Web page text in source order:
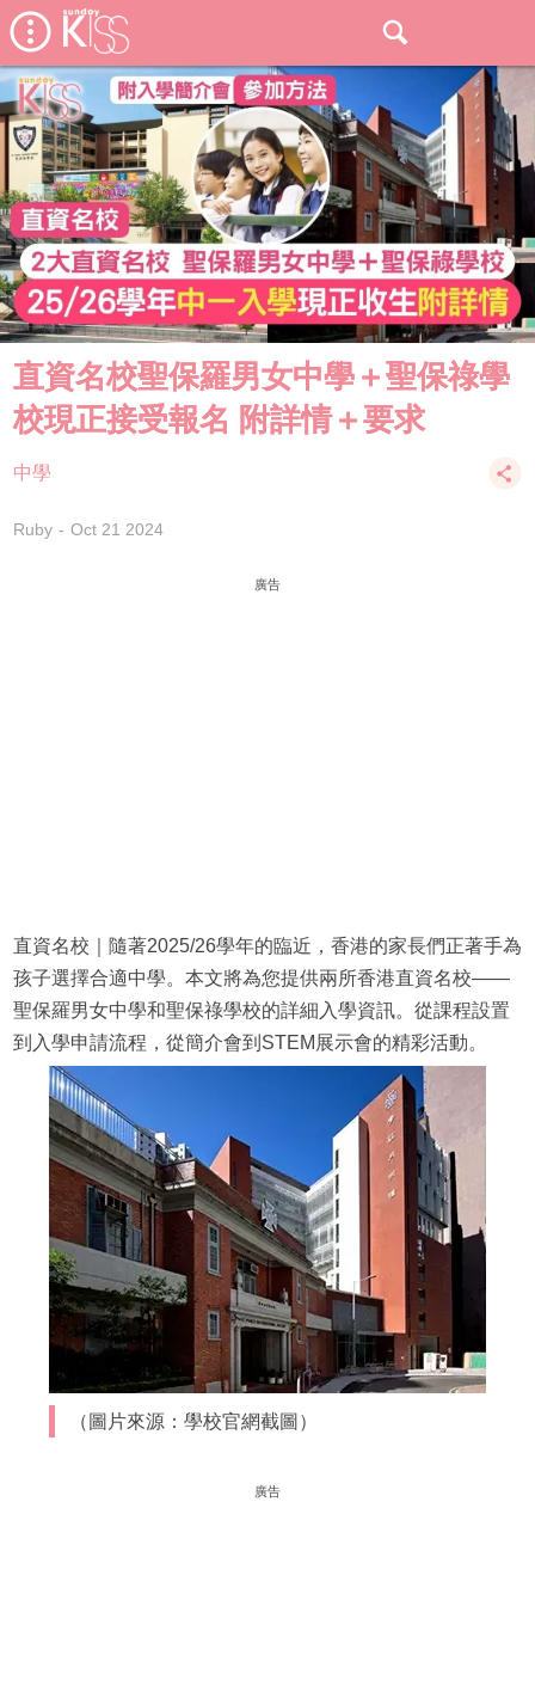
直資名校聖保羅男女中學＋聖保祿學
校現正接受報名 附詳情＋要求
中學
Ruby Oct 21 2024
廣告
直資名校｜隨著2025/26學年的臨近，香港的家長們正著手為
孩子選擇合適中學。本文將為您提供兩所香港直資名校——
聖保羅男女中學和聖保祿學校的詳細入學資訊。從課程設置
到入學申請流程，從簡介會到STEM展示會的精彩活動。
（圖片來源：學校官網截圖）
廣告